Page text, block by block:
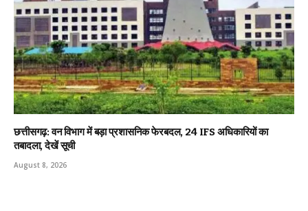
छत्तीसगढ़: वन विभाग में बड़ा प्रशासनिक फेरबदल, 24 IFS अधिकारियों का
तबादला, देखें सूची
August 8, 2026